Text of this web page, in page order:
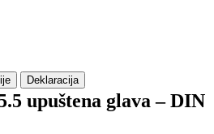
Deklaracija
upuštena glava – DIN